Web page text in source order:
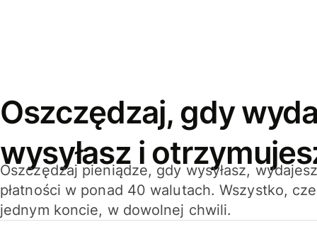
Oszczędzaj, gdy
wysyłasz i
Oszczędzaj pieniądze, gdy wysyłasz,
płatności w ponad 40 walutach. Wszystko,
jednym koncie, w dowolnej chwili.